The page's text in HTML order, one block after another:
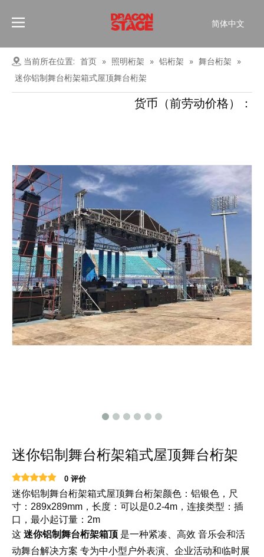
简体中文
Pусский
Français
العربية
当前所在位置: 首页 » 照明桁架 » 铝桁架 » 舞台桁架 »
迷你铝制舞台桁架箱式屋顶舞台桁架
货币（前劳动价格）：
迷你铝制舞台桁架箱式屋顶舞台桁架
0 评价
迷你铝制舞台桁架箱式屋顶舞台桁架颜色：铝银色，尺
寸：289x289mm，长度：可以是0.2-4m，连接类型：插
口，最小起订量：2m
这 迷你铝制舞台桁架箱顶 是一种紧凑、高效 音乐会和活
动舞台解决方案 专为中小型户外表演、企业活动和临时展